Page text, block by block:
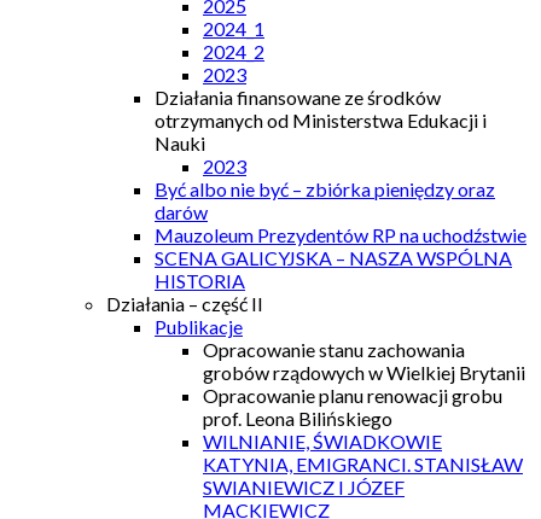
2025
2024_1
2024_2
2023
Działania finansowane ze środków
otrzymanych od Ministerstwa Edukacji i
Nauki
2023
Być albo nie być – zbiórka pieniędzy oraz
darów
Mauzoleum Prezydentów RP na uchodźstwie
SCENA GALICYJSKA – NASZA WSPÓLNA
HISTORIA
Działania – część II
Publikacje
Opracowanie stanu zachowania
grobów rządowych w Wielkiej Brytanii
Opracowanie planu renowacji grobu
prof. Leona Bilińskiego
WILNIANIE, ŚWIADKOWIE
KATYNIA, EMIGRANCI. STANISŁAW
SWIANIEWICZ I JÓZEF
MACKIEWICZ